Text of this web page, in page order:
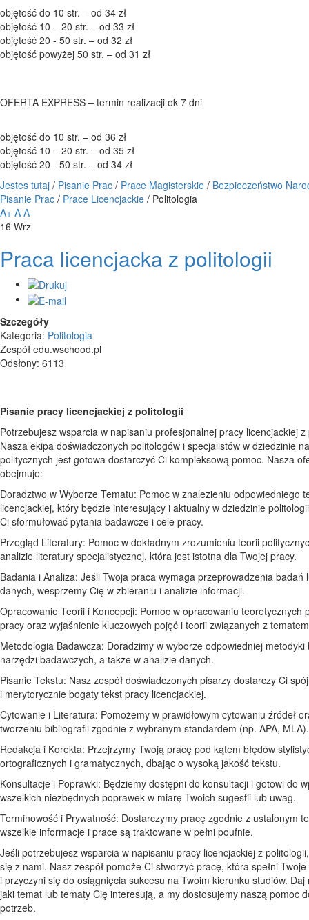
objętość do 10 str. – od 34 zł
objętość 10 – 20 str. – od 33 zł
objętość 20 - 50 str. – od 32 zł
objętość powyżej 50 str. – od 31 zł
OFERTA EXPRESS – termin realizacji ok 7 dni
objętość do 10 str. – od 36 zł
objętość 10 – 20 str. – od 35 zł
objętość 20 - 50 str. – od 34 zł
Jestes tutaj / Pisanie Prac / Prace Magisterskie / Bezpieczeństwo
Pisanie Prac / Prace Licencjackie / Politologia
A+ A A-
16 Wrz
Praca licencjacka z politologii
Szczegóły
Kategoria: Politologia
Zespół edu.wschood.pl
Odsłony: 6113
Pisanie pracy licencjackiej z politologii
Potrzebujesz wsparcia w napisaniu profesjonalnej pracy licencjackiej z
Nasza ekipa doświadczonych politologów i specjalistów w dziedzinie
politycznych jest gotowa dostarczyć Ci kompleksową pomoc. Nasza
obejmuje:
Doradztwo w Wyborze Tematu: Pomoc w znalezieniu odpowiedniego
licencjackiej, który będzie interesujący i aktualny w dziedzinie
Ci sformułować pytania badawcze i cele pracy.
Przegląd Literatury: Pomoc w dokładnym zrozumieniu teorii
analizie literatury specjalistycznej, która jest istotna dla Twojej pracy.
Badania i Analiza: Jeśli Twoja praca wymaga przeprowadzenia badań
danych, wesprzemy Cię w zbieraniu i analizie informacji.
Opracowanie Teorii i Koncepcji: Pomoc w opracowaniu teoretycznych
pracy oraz wyjaśnienie kluczowych pojęć i teorii związanych z
Metodologia Badawcza: Doradzimy w wyborze odpowiedniej metodyki
narzędzi badawczych, a także w analizie danych.
Pisanie Tekstu: Nasz zespół doświadczonych pisarzy dostarczy Ci
i merytorycznie bogaty tekst pracy licencjackiej.
Cytowanie i Literatura: Pomożemy w prawidłowym cytowaniu źródeł
tworzeniu bibliografii zgodnie z wybranym standardem (np. APA, MLA).
Redakcja i Korekta: Przejrzymy Twoją pracę pod kątem błędów
ortograficznych i gramatycznych, dbając o wysoką jakość tekstu.
Konsultacje i Poprawki: Będziemy dostępni do konsultacji i gotowi do
wszelkich niezbędnych poprawek w miarę Twoich sugestii lub uwag.
Terminowość i Prywatność: Dostarczymy pracę zgodnie z ustalonym
wszelkie informacje i prace są traktowane w pełni poufnie.
Jeśli potrzebujesz wsparcia w napisaniu pracy licencjackiej z
się z nami. Nasz zespół pomoże Ci stworzyć pracę, która spełni
i przyczyni się do osiągnięcia sukcesu na Twoim kierunku studiów. Daj
jaki temat lub tematy Cię interesują, a my dostosujemy naszą pomoc
potrzeb.